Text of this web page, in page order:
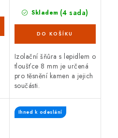
Skladem (4 sada)
Izolační šňůra s lepidlem o
tloušťce 8 mm je určená
pro těsnění kamen a jejich
součásti.
Ihned k odeslání